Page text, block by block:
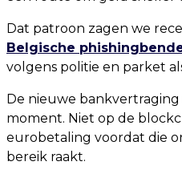
Dat patroon zagen we
Belgische
volgens politie en parket
De nieuwe
moment. Niet op de
eurobetaling voordat die
bereik raakt.